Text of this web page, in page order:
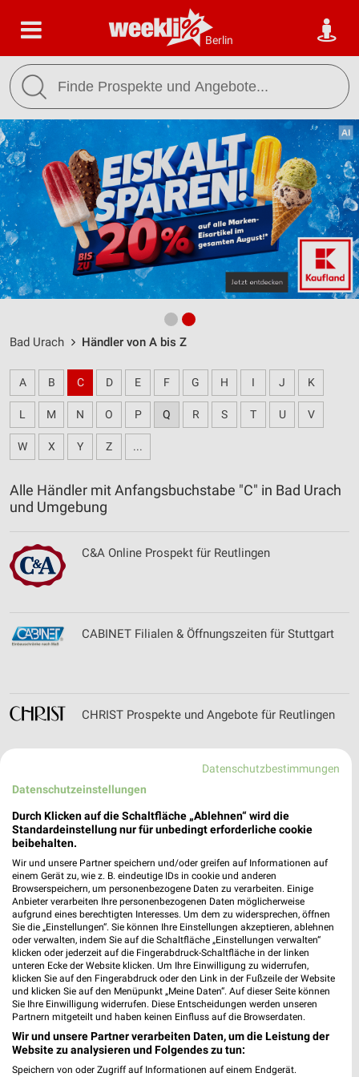
Berlin
Bad Urach Händler von A bis Z
A B C D E F G H I J K
L M N O P Q R S T U V
W X Y Z ...
Alle Händler mit Anfangsbuchstabe "C" in Bad Urach
und Umgebung
C&A Online Prospekt für Reutlingen
CABINET Filialen & Öffnungszeiten für Stuttgart
CHRIST Prospekte und Angebote für Reutlingen
Collegium Wirtemberg Filialen & Öffnungszeiten
für Stuttgart-Uhlbach
Comazo Filialen & Öffnungszeiten für Nürtingen
cyberport Angebote im aktuellen Prospekt
Datenschutzbestimmungen
Datenschutzeinstellungen
Durch Klicken auf die Schaltfläche „Ablehnen“ wird die
Standardeinstellung nur für unbedingt erforderliche cookie
beibehalten.
Wir und unsere Partner speichern und/oder greifen auf Informationen auf
einem Gerät zu, wie z. B. eindeutige IDs in cookie und anderen
Browserspeichern, um personenbezogene Daten zu verarbeiten. Einige
Anbieter verarbeiten Ihre personenbezogenen Daten möglicherweise
aufgrund eines berechtigten Interesses. Um dem zu widersprechen, öffnen
Sie die „Einstellungen“. Sie können Ihre Einstellungen akzeptieren, ablehnen
oder verwalten, indem Sie auf die Schaltfläche „Einstellungen verwalten“
klicken oder jederzeit auf die Fingerabdruck-Schaltfläche in der linken
unteren Ecke der Website klicken. Um Ihre Einwilligung zu widerrufen,
klicken Sie auf den Fingerabdruck oder den Link in der Fußzeile der Website
und klicken Sie auf den Menüpunkt „Meine Daten“. Auf dieser Seite können
Sie Ihre Einwilligung widerrufen. Diese Entscheidungen werden unseren
Partnern mitgeteilt und haben keinen Einfluss auf die Browserdaten.
Wir und unsere Partner verarbeiten Daten, um die Leistung der
Website zu analysieren und Folgendes zu tun:
Speichern von oder Zugriff auf Informationen auf einem Endgerät.